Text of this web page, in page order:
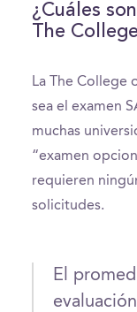
¿Cuáles
The
La The College
sea el examen
muchas
“examen
requieren
solicitudes.
El